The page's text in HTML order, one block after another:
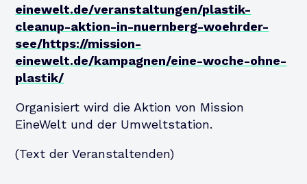
einewelt.de/veranstaltungen/plastik-
cleanup-aktion-in-nuernberg-woehrder-
see/https://mission-
einewelt.de/kampagnen/eine-woche-ohne-
plastik/
Organisiert wird die Aktion von Mission
EineWelt und der Umweltstation.
(Text der Veranstaltenden)